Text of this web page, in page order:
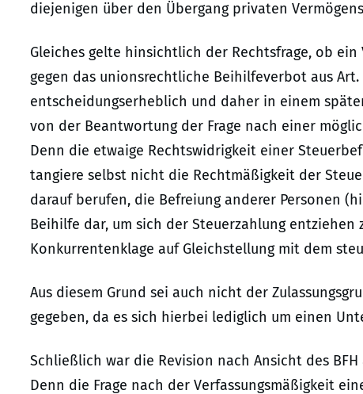
diejenigen über den Übergang privaten
Gleiches gelte hinsichtlich der Rechtsfrage, ob
gegen das unionsrechtliche Beihilfeverbot aus Art.
entscheidungserheblich und daher in einem
von der Beantwortung der Frage nach einer
Denn die etwaige Rechtswidrigkeit einer
tangiere selbst nicht die Rechtmäßigkeit der
darauf berufen, die Befreiung anderer Personen
Beihilfe dar, um sich der Steuerzahlung
Konkurrentenklage auf Gleichstellung mit dem
Aus diesem Grund sei auch nicht der
gegeben, da es sich hierbei lediglich um einen
Schließlich war die Revision nach Ansicht des
Denn die Frage nach der Verfassungsmäßigkeit